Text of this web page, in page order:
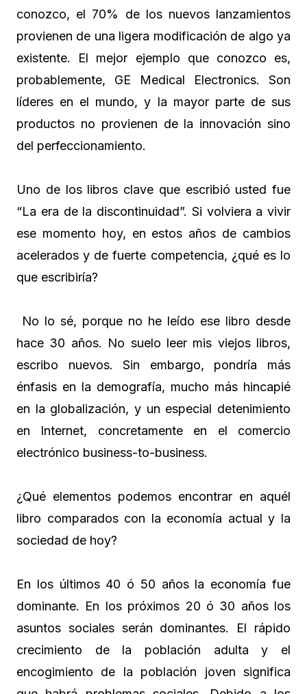
conozco, el 70% de los nuevos lanzamientos
provienen de una ligera modificación de algo ya
existente. El mejor ejemplo que conozco es,
probablemente, GE Medical Electronics. Son
líderes en el mundo, y la mayor parte de sus
productos no provienen de la innovación sino
del perfeccionamiento.
Uno de los libros clave que escribió usted fue
“La era de la discontinuidad”. Si volviera a vivir
ese momento hoy, en estos años de cambios
acelerados y de fuerte competencia, ¿qué es lo
que escribiría?
No lo sé, porque no he leído ese libro desde
hace 30 años. No suelo leer mis viejos libros,
escribo nuevos. Sin embargo, pondría más
énfasis en la demografía, mucho más hincapié
en la globalización, y un especial detenimiento
en Internet, concretamente en el comercio
electrónico business-to-business.
¿Qué elementos podemos encontrar en aquél
libro comparados con la economía actual y la
sociedad de hoy?
En los últimos 40 ó 50 años la economía fue
dominante. En los próximos 20 ó 30 años los
asuntos sociales serán dominantes. El rápido
crecimiento de la población adulta y el
encogimiento de la población joven significa